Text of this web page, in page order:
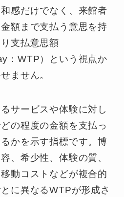
感だけでなく、来館者
額まで支払う意思を持
支払意思額
：WTP）という視点か
ません。
サービスや体験に対し
の程度の金額を支払っ
かを示す指標です。博
、希少性、体験の質、
動コストなどが複合的
に異なるWTPが形成さ